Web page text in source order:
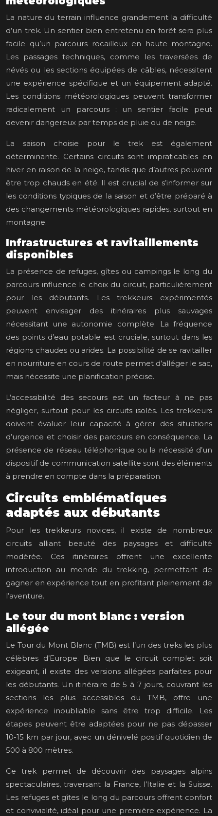
La nature du terrain influence grandement la difficulté
d’un trek. Un sentier bien entretenu en forêt sera plus
facile qu’un parcours rocailleux en haute montagne.
Les passages techniques, comme les traversées de
névés ou les sections équipées de câbles, nécessitent
une expérience spécifique et un équipement adapté.
Les conditions météorologiques peuvent transformer
radicalement un parcours : un sentier facile peut
devenir dangereux par temps de pluie ou de neige.
La saison choisie pour le trek est également
déterminante. Certains circuits sont impraticables en
hiver en raison de la neige, tandis que d’autres peuvent
être trop chauds en été. Il est crucial de s’informer sur
les conditions typiques de la saison et d’être préparé à
des changements météorologiques rapides, surtout en
montagne.
Infrastructures et ravitaillements
disponibles
La présence de refuges, gîtes ou campings le long du
parcours influence le choix du circuit, particulièrement
pour les débutants. Les trekkeurs expérimentés
peuvent envisager des itinéraires plus sauvages
nécessitant une autonomie complète. La fréquence
des points d’eau potable est cruciale, surtout dans les
régions chaudes ou arides. La possibilité de se ravitailler
en nourriture en cours de route permet d’alléger le sac,
mais nécessite une planification précise.
L’accessibilité des secours est un facteur à ne pas
négliger, surtout pour les circuits isolés. Les trekkeurs
doivent évaluer leur capacité à gérer des situations
d’urgence et choisir des parcours en conséquence. La
présence de réseau téléphonique ou la nécessité d’un
dispositif de communication satellite sont des éléments
à prendre en compte dans la préparation.
Circuits emblématiques
adaptés aux débutants
Pour les trekkeurs novices, il existe de nombreux
circuits alliant beauté des paysages et difficulté
modérée. Ces itinéraires offrent une excellente
introduction au monde du trekking, permettant de
gagner en expérience tout en profitant pleinement de
l’aventure.
Le tour du mont blanc : version
allégée
Le Tour du Mont Blanc (TMB) est l’un des treks les plus
célèbres d’Europe. Bien que le circuit complet soit
exigeant, il existe des versions allégées parfaites pour
les débutants. Un itinéraire de 5 à 7 jours, couvrant les
sections les plus accessibles du TMB, offre une
expérience inoubliable sans être trop difficile. Les
étapes peuvent être adaptées pour ne pas dépasser
10-15 km par jour, avec un dénivelé positif quotidien de
500 à 800 mètres.
Ce trek permet de découvrir des paysages alpins
spectaculaires, traversant la France, l’Italie et la Suisse.
Les refuges et gîtes le long du parcours offrent confort
et convivialité, idéal pour une première expérience. La